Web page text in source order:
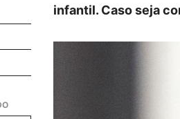
infantil. Caso seja